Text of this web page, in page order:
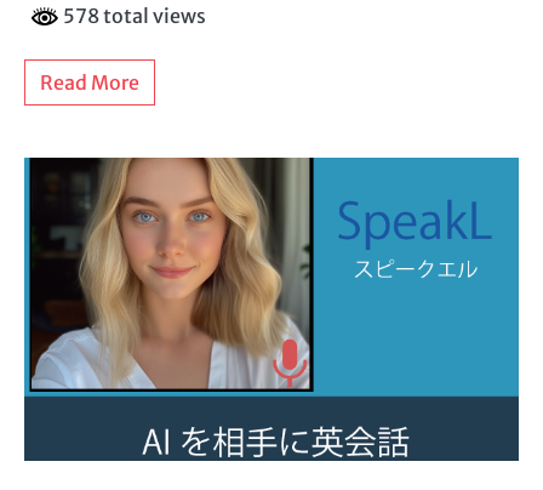
578 total views
Read More